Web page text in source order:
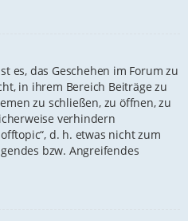
es, das Geschehen im Forum zu
in ihrem Bereich Beiträge zu
zu schließen, zu öffnen, zu
verhindern
d. h. etwas nicht zum
bzw. Angreifendes